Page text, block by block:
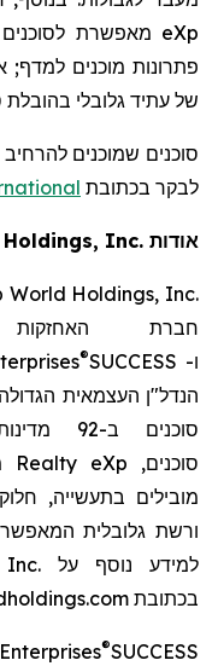
eXp מאפשרת לסוכנים
פתרונות מוכנים למדף;
של עתיד גלובלי בהובלת
סוכנים שמוכנים
לבקר בכתובת
אודות Inc.
World Holdings, Inc.
חברת
ו- SUCCESS
®
הנדל"ן העצמאית
סוכנים ב-29 מדינות
סוכנים, eXp
Realty
מובילים בתעשייה,
ורשת גלובלית
למידע נוסף על
בכתובת
SUCCESS
®